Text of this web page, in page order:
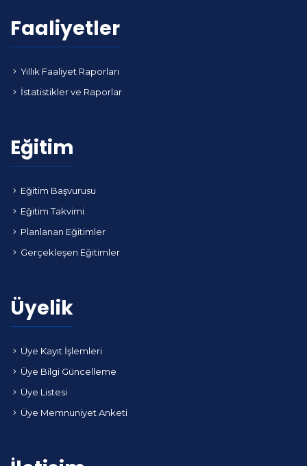
Faaliyetler
Yıllık Faaliyet Raporları
İstatistikler ve Raporlar
Eğitim
Eğitim Başvurusu
Eğitim Takvimi
Planlanan Eğitimler
Gerçekleşen Eğitimler
Üyelik
Üye Kayıt İşlemleri
Üye Bilgi Güncelleme
Üye Listesi
Üye Memnuniyet Anketi